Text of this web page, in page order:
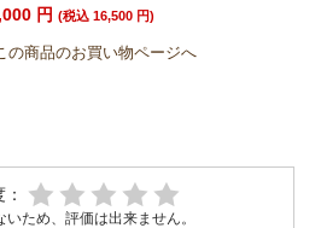
円 (税込 16,500 円)
の商品のお買い物ページへ
ため、評価は出来ません。